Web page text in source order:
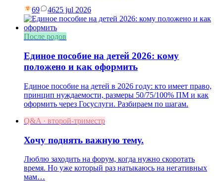
69 4625 jul 2026
После родов
Единое пособие на детей 2026: кому
положено и как оформить
Единое пособие на детей в 2026 году: кто имеет право,
принцип нуждаемости, размеры 50/75/100% ПМ и как
оформить через Госуслуги. Разбираем по шагам.
Q&A · второй-триместр
Хочу поднять важную тему.
Люблю заходить на форум, когда нужно скоротать
время. Но уже который раз натыкаюсь на негативных
мам…